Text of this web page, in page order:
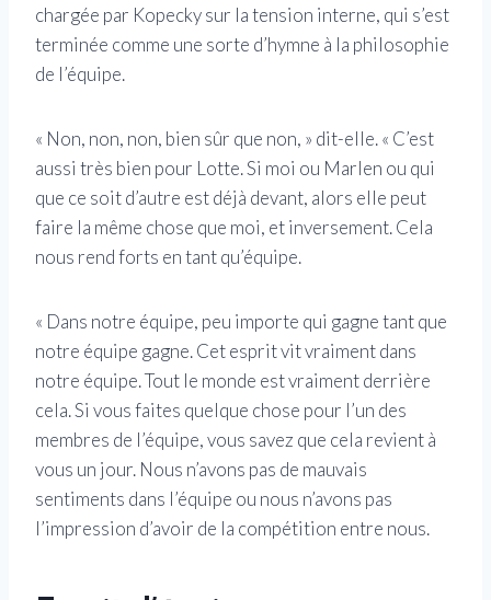
chargée par Kopecky sur la tension interne, qui s’est
terminée comme une sorte d’hymne à la philosophie
de l’équipe.
« Non, non, non, bien sûr que non, » dit-elle. « C’est
aussi très bien pour Lotte. Si moi ou Marlen ou qui
que ce soit d’autre est déjà devant, alors elle peut
faire la même chose que moi, et inversement. Cela
nous rend forts en tant qu’équipe.
« Dans notre équipe, peu importe qui gagne tant que
notre équipe gagne. Cet esprit vit vraiment dans
notre équipe. Tout le monde est vraiment derrière
cela. Si vous faites quelque chose pour l’un des
membres de l’équipe, vous savez que cela revient à
vous un jour. Nous n’avons pas de mauvais
sentiments dans l’équipe ou nous n’avons pas
l’impression d’avoir de la compétition entre nous.